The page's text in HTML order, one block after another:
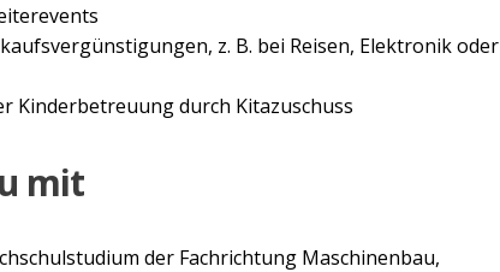
z. B. bei Reisen, Elektronik oder
Kinderbetreuung durch Kitazuschuss
mit
der Fachrichtung Maschinenbau,